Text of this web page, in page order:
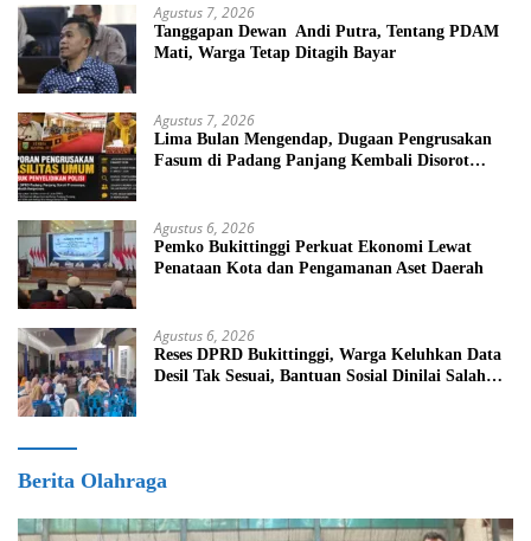
Agustus 7, 2026
Tanggapan Dewan Andi Putra, Tentang PDAM
Mati, Warga Tetap Ditagih Bayar
Agustus 7, 2026
Lima Bulan Mengendap, Dugaan Pengrusakan
Fasum di Padang Panjang Kembali Disorot
Agustus 6, 2026
Pemko Bukittinggi Perkuat Ekonomi Lewat
Penataan Kota dan Pengamanan Aset Daerah
Agustus 6, 2026
Reses DPRD Bukittinggi, Warga Keluhkan Data
Desil Tak Sesuai, Bantuan Sosial Dinilai Salah
Berita Olahraga